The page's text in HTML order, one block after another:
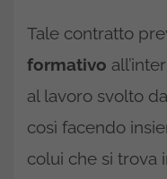
Tale contratto
formativo
al lavoro svolto
così facendo
colui che si trova